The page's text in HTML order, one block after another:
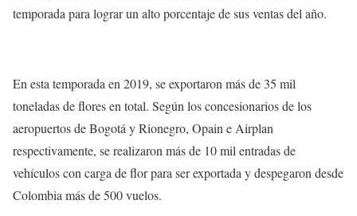
temporada para lograr un alto porcentaje de sus ventas del año.
En esta temporada en 2019, se exportaron más de 35 mil
toneladas de flores en total. Según los concesionarios de los
aeropuertos de Bogotá y Rionegro, Opain e Airplan
respectivamente, se realizaron más de 10 mil entradas de
vehículos con carga de flor para ser exportada y despegaron desde
Colombia más de 500 vuelos.